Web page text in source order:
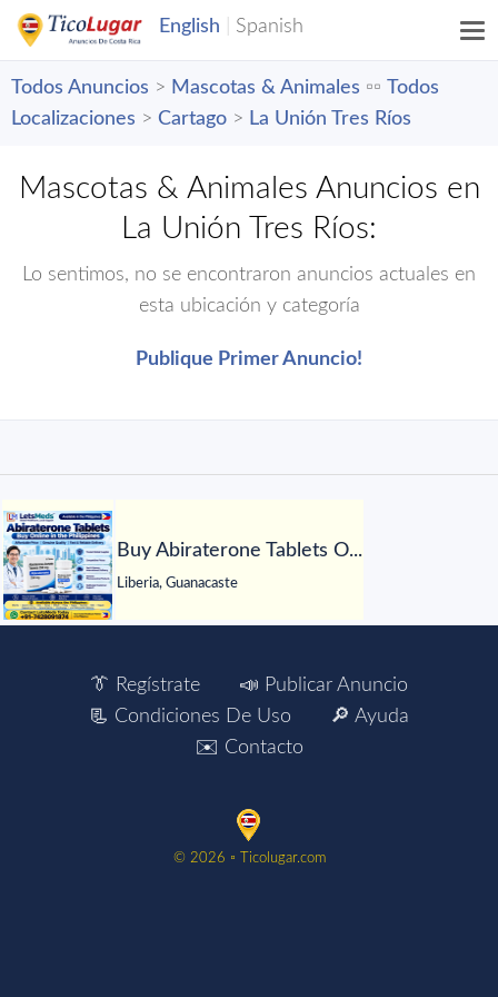
Todos Anuncios > Mascotas & Animales ▫️▫️ Todos
Localizaciones > Cartago > La Unión Tres Ríos
Mascotas & Animales Anuncios en
La Unión Tres Ríos:
Lo sentimos, no se encontraron anuncios actuales en
esta ubicación y categoría
Publique Primer Anuncio!
Buy Abiraterone Tablets O...
Liberia, Guanacaste
👔 Regístrate
📣 Publicar Anuncio
📃 Condiciones De Uso
🔎 Ayuda
✉️ Contacto
©️ 2026 ▫️ Ticolugar.com